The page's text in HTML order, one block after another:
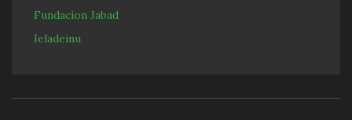
Fundacion Jabad
Ieladeinu